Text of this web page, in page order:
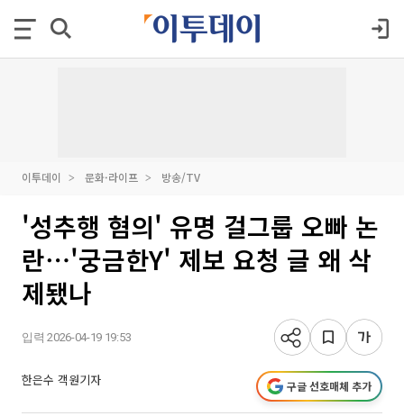
이투데이 문화·라이프 방송/TV
'성추행 혐의' 유명 걸그룹 오빠 논
란⋯'궁금한Y' 제보 요청 글 왜 삭
제됐나
입력 2026-04-19 19:53
한은수 객원기자 구글 선호매체 추가